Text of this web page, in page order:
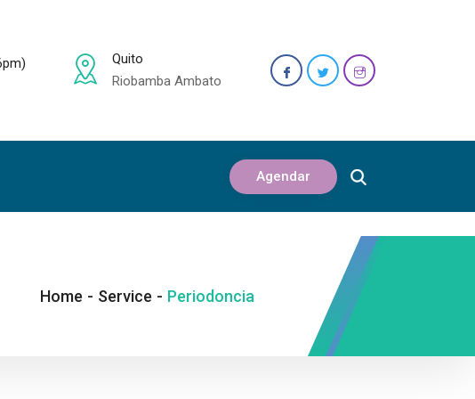
Quito
Riobamba Ambato
Agendar
Home - Service - Periodoncia